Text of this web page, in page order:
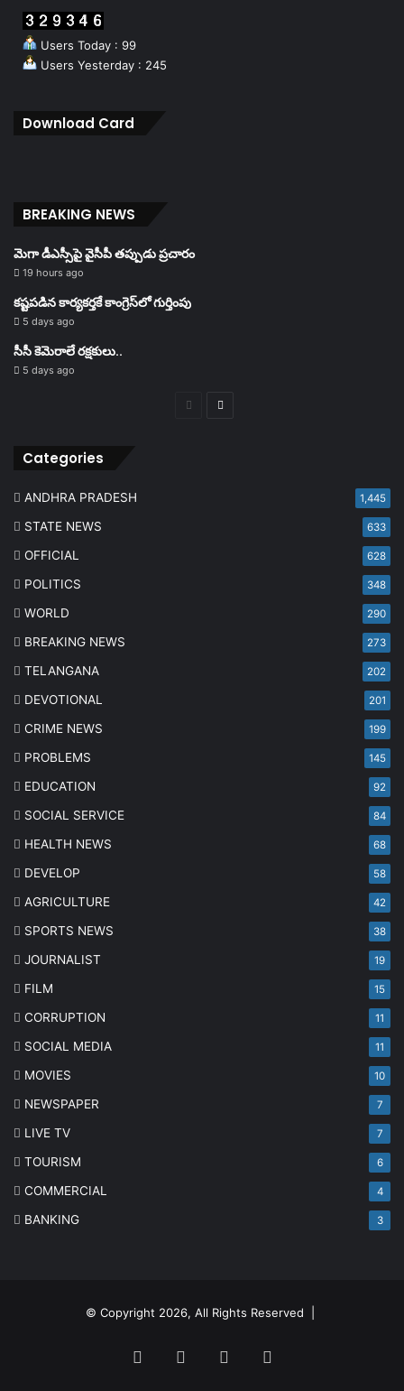
Users Today : 99
Users Yesterday : 245
Download Card
BREAKING NEWS
మెగా డీఎస్సీపై వైసీపీ తప్పుడు ప్రచారం
19 hours ago
కష్టపడిన కార్యకర్తకే కాంగ్రెస్‌లో గుర్తింపు
5 days ago
సీసీ కెమెరాలే రక్షకులు..
5 days ago
PreviousNext
Categories
ANDHRA PRADESH 1,445
STATE NEWS 633
OFFICIAL 628
POLITICS 348
WORLD 290
BREAKING NEWS 273
TELANGANA 202
DEVOTIONAL 201
CRIME NEWS 199
PROBLEMS 145
EDUCATION 92
SOCIAL SERVICE 84
HEALTH NEWS 68
DEVELOP 58
AGRICULTURE 42
SPORTS NEWS 38
JOURNALIST 19
FILM 15
CORRUPTION 11
SOCIAL MEDIA 11
MOVIES 10
NEWSPAPER 7
LIVE TV 7
TOURISM 6
COMMERCIAL 4
BANKING 3
© Copyright 2026, All Rights Reserved |
FacebookTwitter YouTube